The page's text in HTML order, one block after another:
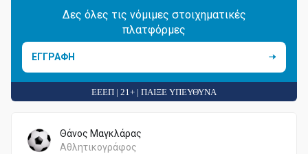
Δες όλες τις νόμιμες στοιχηματικές
πλατφόρμες
ΕΓΓΡΑΦΗ
ΕΕΕΠ | 21+ | ΠΑΙΞΕ ΥΠΕΥΘΥΝΑ
Θάνος Μαγκλάρας
Αθλητικογράφος